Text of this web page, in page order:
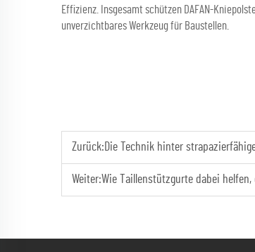
Effizienz. Insgesamt schützen DAFAN-
unverzichtbares Werkzeug für Baustellen.
Zurück:Die Technik hinter
Weiter:Wie Taillenstützgurte dabei